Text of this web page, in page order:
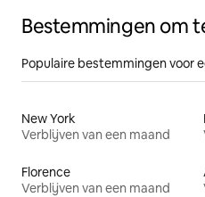
Bestemmingen om
Populaire bestemmingen voor
New York
Verblijven van een maand
Florence
Verblijven van een maand